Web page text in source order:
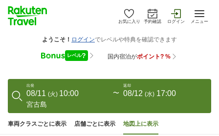
お気に入り 予約確認 ログイン メニュー
出発
08/11 (火) 10:00 〜
返却
08/12 (水) 17:00
宮古島
車両クラスごとに表示 店舗ごとに表示 地図上に表示